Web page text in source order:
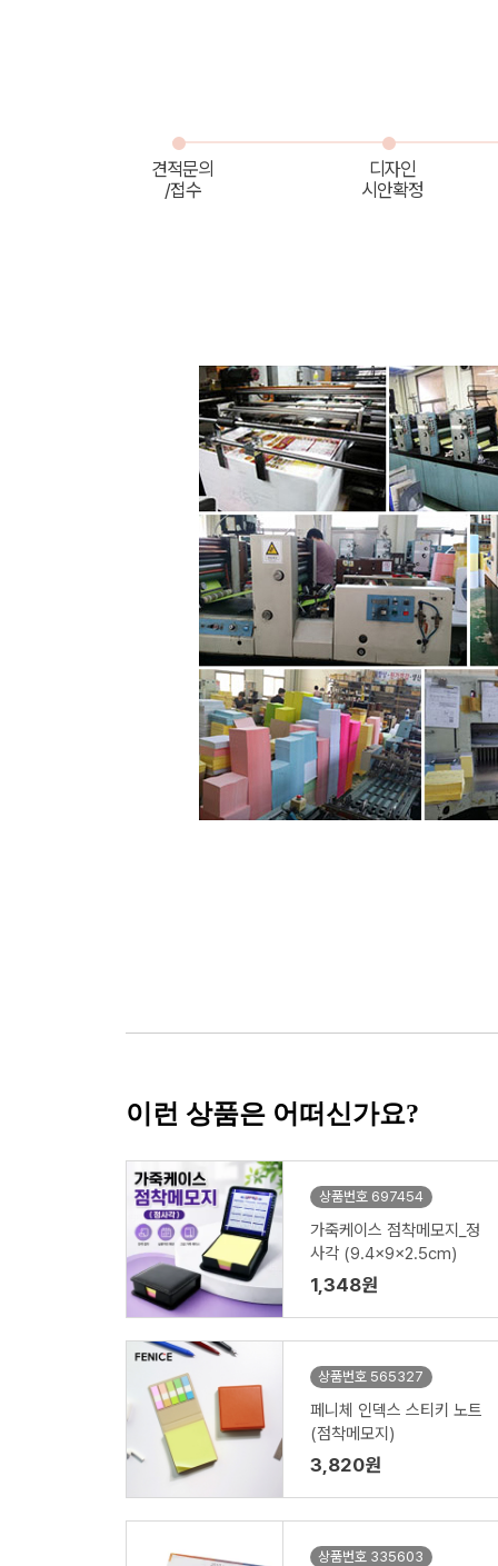
견적문의
/접수
디자인
시안확정
이런 상품은 어떠신가요?
상품번호 697454
가죽케이스 점착메모지_정
사각 (9.4x9x2.5cm)
1,348원
상품번호 565327
페니체 인덱스 스티키 노트
(점착메모지)
3,820원
상품번호 335603